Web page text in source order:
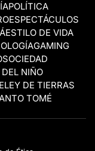
POLÍTICA
ESPECTÁCULOS
ESTILO DE VIDA
GAMING
SOCIEDAD
NIÑO
LEY DE TIERRAS
TOMÉ